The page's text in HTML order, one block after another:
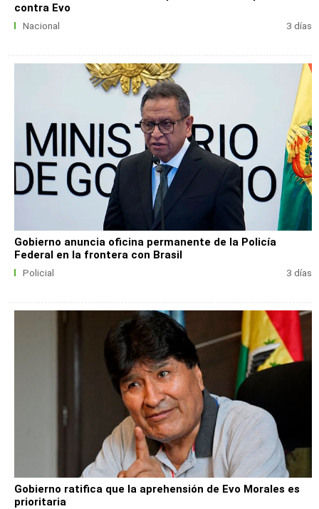
contra Evo
Nacional 3 días
Gobierno anuncia oficina permanente de la Policía
Federal en la frontera con Brasil
Policial 3 días
Gobierno ratifica que la aprehensión de Evo Morales es
prioritaria